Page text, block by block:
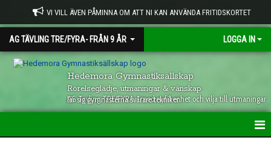
VI VILL ÄVEN PÅMINNA OM ATT NI KAN ANVÄNDA FRITIDSKORTET
AG TÄVLING TRE/FYRA- FRÅN 9 ÅR LOGGA IN
Hedemora Gymnastiksällskap
Rörelseglädje, utmaningar & vänskap
AG Tävling TRE/FYRA - med nyfikenhet och vilja till utmaningar lär sig gymnasterna svårare tekniker.